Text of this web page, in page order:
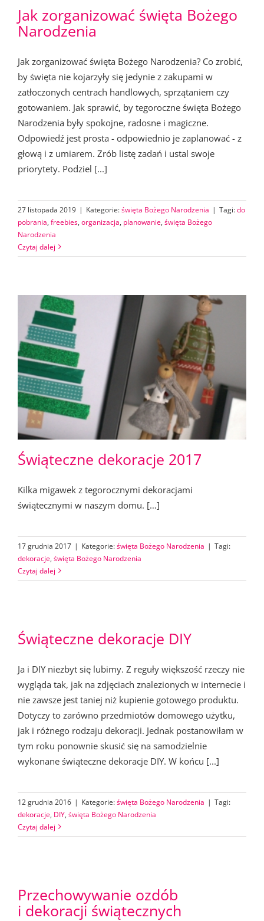
Jak zorganizować święta Bożego
Narodzenia
Jak zorganizować święta Bożego Narodzenia? Co zrobić,
by święta nie kojarzyły się jedynie z zakupami w
zatłoczonych centrach handlowych, sprzątaniem czy
gotowaniem. Jak sprawić, by tegoroczne święta Bożego
Narodzenia były spokojne, radosne i magiczne.
Odpowiedź jest prosta - odpowiednio je zaplanować - z
głową i z umiarem. Zrób listę zadań i ustal swoje
priorytety. Podziel [...]
27 listopada 2019 | Kategorie:święta Bożego Narodzenia | Tagi:do
pobrania, freebies, organizacja, planowanie, święta Bożego
Narodzenia
Czytaj dalej
Świąteczne dekoracje 2017
Kilka migawek z tegorocznymi dekoracjami
świątecznymi w naszym domu. […]
17 grudnia 2017 | Kategorie:święta Bożego Narodzenia | Tagi:
dekoracje, święta Bożego Narodzenia
Czytaj dalej
Świąteczne dekoracje DIY
Ja i DIY niezbyt się lubimy. Z reguły większość rzeczy nie
wygląda tak, jak na zdjęciach znalezionych w internecie i
nie zawsze jest taniej niż kupienie gotowego produktu.
Dotyczy to zarówno przedmiotów domowego użytku,
jak i różnego rodzaju dekoracji. Jednak postanowiłam w
tym roku ponownie skusić się na samodzielnie
wykonane świąteczne dekoracje DIY. W końcu [...]
12 grudnia 2016 | Kategorie:święta Bożego Narodzenia | Tagi:
dekoracje, DIY, święta Bożego Narodzenia
Czytaj dalej
Przechowywanie ozdób
i dekoracji świątecznych